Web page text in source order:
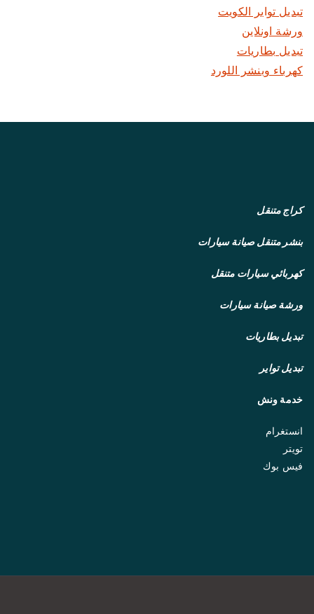
تبديل تواير الكويت
ورشة اونلاين
تبديل بطاريات
كهرباء وبنشر اللورد
كراج متنقل
بنشر متنقلصيانة سيارات
كهربائي سيارات متنقل
ورشة صيانة سيارات
تبديل بطاريات
تبديل تواير
خدمة ونش
انستغرام
تويتر
فيس بوك